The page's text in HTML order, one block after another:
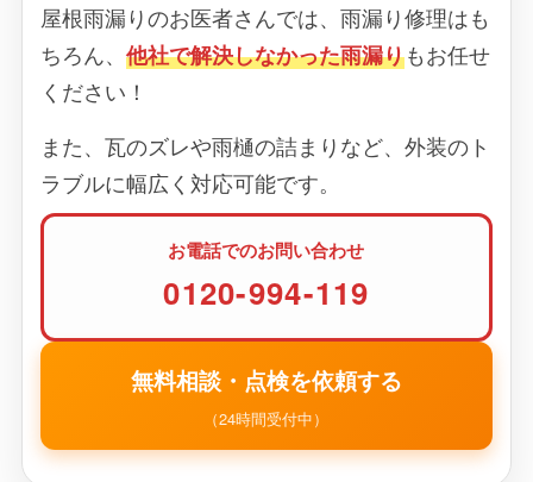
屋根雨漏りのお医者さんでは、雨漏り修理はも
ちろん、 他社で解決しなかった雨漏りもお任せ
ください！
また、瓦のズレや雨樋の詰まりなど、外装のト
ラブルに幅広く対応可能です。
お電話でのお問い合わせ
0120-994-119
無料相談・点検を依頼する
（24時間受付中）